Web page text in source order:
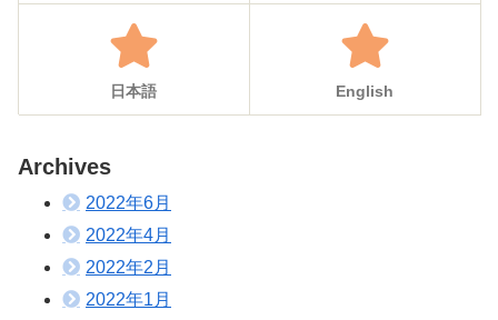
日本語 English
Archives
2022年6月
2022年4月
2022年2月
2022年1月